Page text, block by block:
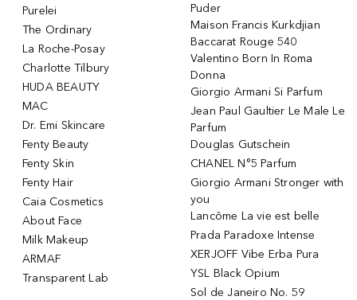
Purelei
The Ordinary
La Roche-Posay
Charlotte Tilbury
HUDA BEAUTY
MAC
Dr. Emi Skincare
Fenty Beauty
Fenty Skin
Fenty Hair
Caia Cosmetics
About Face
Milk Makeup
ARMAF
Transparent Lab
Puder
Maison Francis Kurkdjian
Baccarat Rouge 540
Valentino Born In Roma
Donna
Giorgio Armani Si Parfum
Jean Paul Gaultier Le Male Le
Parfum
Douglas Gutschein
CHANEL N°5 Parfum
Giorgio Armani Stronger with
you
Lancôme La vie est belle
Prada Paradoxe Intense
XERJOFF Vibe Erba Pura
YSL Black Opium
Sol de Janeiro No. 59